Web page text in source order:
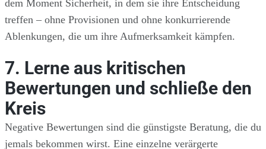
dem Moment Sicherheit, in dem sie ihre Entscheidung
treffen – ohne Provisionen und ohne konkurrierende
Ablenkungen, die um ihre Aufmerksamkeit kämpfen.
7. Lerne aus kritischen
Bewertungen und schließe den
Kreis
Negative Bewertungen sind die günstigste Beratung, die du
jemals bekommen wirst. Eine einzelne verärgerte